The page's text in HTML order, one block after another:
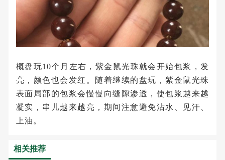
概盘玩10个月左右，紫金鼠光珠就会开始包浆，发
亮，颜色也会发红。随着继续的盘玩，紫金鼠光珠
表面局部的包浆会慢慢向缝隙渗透，使包浆越来越
凝实，串儿越来越亮，期间注意避免沾水、见汗、
上油。
相关推荐